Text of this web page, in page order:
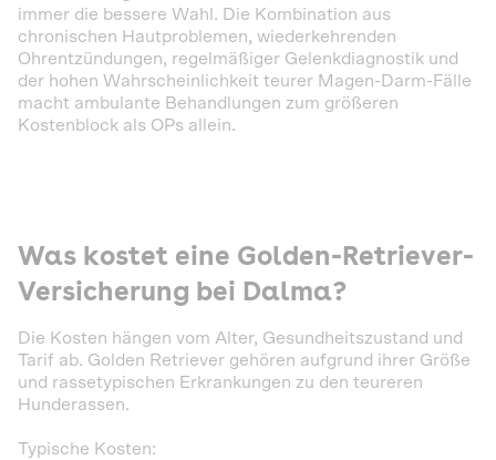
immer die bessere Wahl. Die Kombination aus
chronischen Hautproblemen, wiederkehrenden
Ohrentzündungen, regelmäßiger Gelenkdiagnostik und
der hohen Wahrscheinlichkeit teurer Magen-Darm-Fälle
macht ambulante Behandlungen zum größeren
Kostenblock als OPs allein.
Was kostet eine Golden-Retriever-
Versicherung bei Dalma?
Die Kosten hängen vom Alter, Gesundheitszustand und
Tarif ab. Golden Retriever gehören aufgrund ihrer Größe
und rassetypischen Erkrankungen zu den teureren
Hunderassen.
Typische Kosten: